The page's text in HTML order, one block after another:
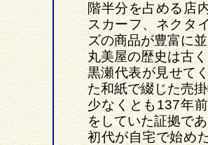
階半分を占める店
スカーフ、ネクタ
ズの商品が豊富に
丸美屋の歴史は古
黒瀬代表が見せて
た和紙で綴じた売
少なくとも137年
をしていた証拠で
初代が自宅で始め